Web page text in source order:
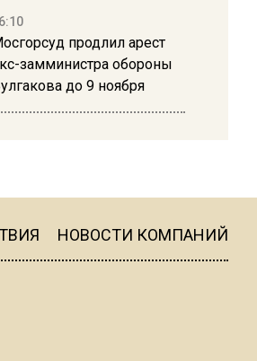
продлил арест
замминистра обороны
до 9 ноября
НОВОСТИ КОМПАНИЙ